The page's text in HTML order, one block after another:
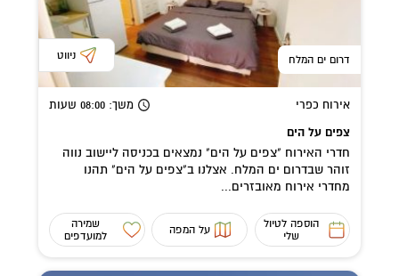
דרום ים המלח ניווט
אירוח כפרי משך: 08:00 שעות
צפים על הים
חדרי האירוח "צפים על הים" נמצאים בכניסה ליישוב נווה
זוהר שבדרום ים המלח. אצלנו ב"צפים על הים" תהנו
מחדרי אירוח מאובזרים...
הוספה לטיול
שלי
על המפה
שמירה
למועדפים